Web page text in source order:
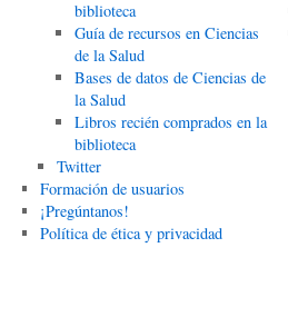
biblioteca
Guía de recursos en Ciencias
de la Salud
Bases de datos de Ciencias de
la Salud
Libros recién comprados en la
biblioteca
Twitter
Formación de usuarios
¡Pregúntanos!
Política de ética y privacidad